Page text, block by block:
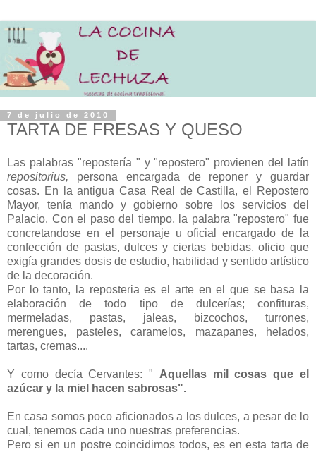
7 de julio de 2010
TARTA DE FRESAS Y QUESO
Las palabras "repostería " y "repostero" provienen del latín
repositorius, persona encargada de reponer y guardar
cosas. En la antigua Casa Real de Castilla, el Repostero
Mayor, tenía mando y gobierno sobre los servicios del
Palacio. Con el paso del tiempo, la palabra "repostero" fue
concretandose en el personaje u oficial encargado de la
confección de pastas, dulces y ciertas bebidas, oficio que
exigía grandes dosis de estudio, habilidad y sentido artístico
de la decoración.
Por lo tanto, la reposteria es el arte en el que se basa la
elaboración de todo tipo de dulcerías; confituras,
mermeladas, pastas, jaleas, bizcochos, turrones,
merengues, pasteles, caramelos, mazapanes, helados,
tartas, cremas....
Y como decía Cervantes: " Aquellas mil cosas que el
azúcar y la miel hacen sabrosas".
En casa somos poco aficionados a los dulces, a pesar de lo
cual, tenemos cada uno nuestras preferencias.
Pero si en un postre coincidimos todos, es en esta tarta de